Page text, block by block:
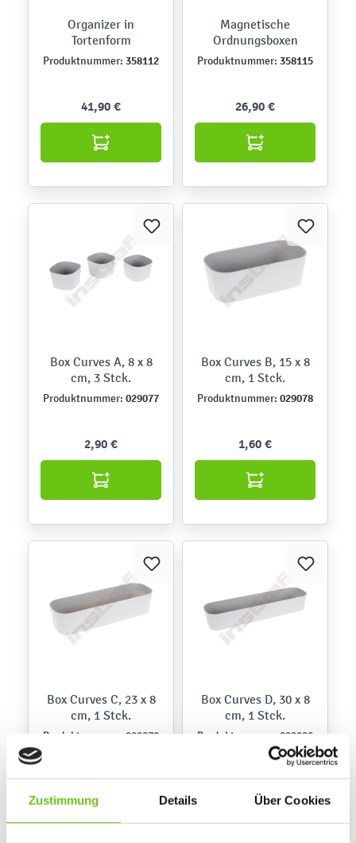
Zustimmung Details Über Cookies
Organizer in
Tortenform
Produktnummer: 358112
41,90 €
Magnetische
Ordnungsboxen
Produktnummer: 358115
26,90 €
Box Curves A, 8 x 8
cm, 3 Stck.
Produktnummer: 029077
2,90 €
Box Curves B, 15 x 8
cm, 1 Stck.
Produktnummer: 029078
1,60 €
Box Curves C, 23 x 8
cm, 1 Stck.
Produktnummer: 029079
1,60 €
Box Curves D, 30 x 8
cm, 1 Stck.
Produktnummer: 029080
2,20 €